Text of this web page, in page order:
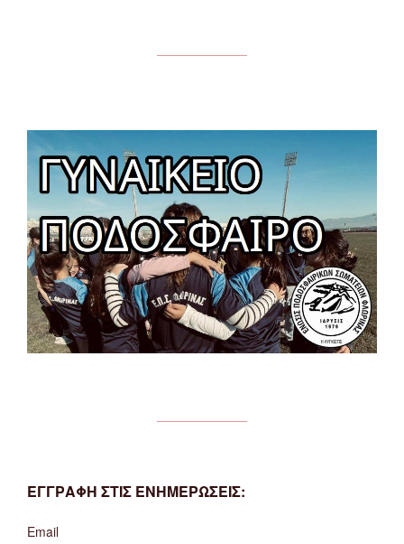
ΕΓΓΡΑΦΗ ΣΤΙΣ ΕΝΗΜΕΡΩΣΕΙΣ:
Email